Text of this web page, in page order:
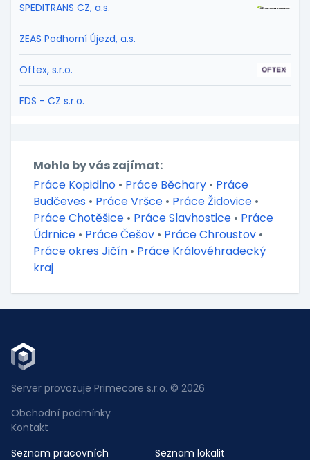
SPEDITRANS CZ, a.s.
ZEAS Podhorní Újezd, a.s.
Oftex, s.r.o.
FDS - CZ s.r.o.
Mohlo by vás zajímat:
Práce Kopidlno • Práce Běchary • Práce
Budčeves • Práce Vršce • Práce Židovice •
Práce Chotěšice • Práce Slavhostice • Práce
Údrnice • Práce Češov • Práce Chroustov •
Práce okres Jičín • Práce Královéhradecký
kraj
Server provozuje Primecore s.r.o. © 2026
Obchodní podmínky
Kontakt
Seznam pracovních
Seznam lokalit